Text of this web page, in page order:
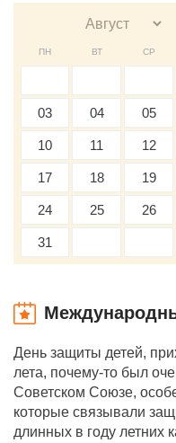
ПН ВТ СР
03 04 05
10 11 12
17 18 19
24 25 26
31
День защиты детей,
лета, почему-то был
Советском Союзе,
которые связывали
длинных в году летних